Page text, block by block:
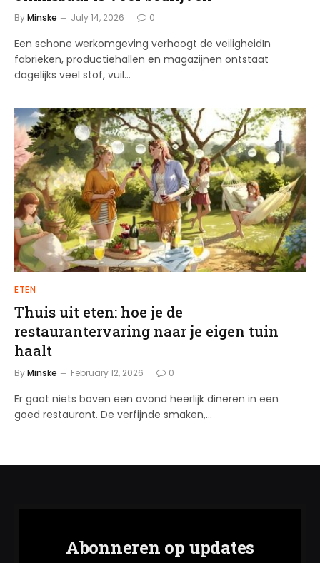
ByMinske July 14, 2026 0
Een schone werkomgeving verhoogt de veiligheidIn
fabrieken, productiehallen en magazijnen ontstaat
dagelijks veel stof, vuil…
ETEN
Thuis uit eten: hoe je de
restaurantervaring naar je eigen tuin
haalt
ByMinske February 12, 2026 0
Er gaat niets boven een avond heerlijk dineren in een
goed restaurant. De verfijnde smaken,…
Abonneren op updates